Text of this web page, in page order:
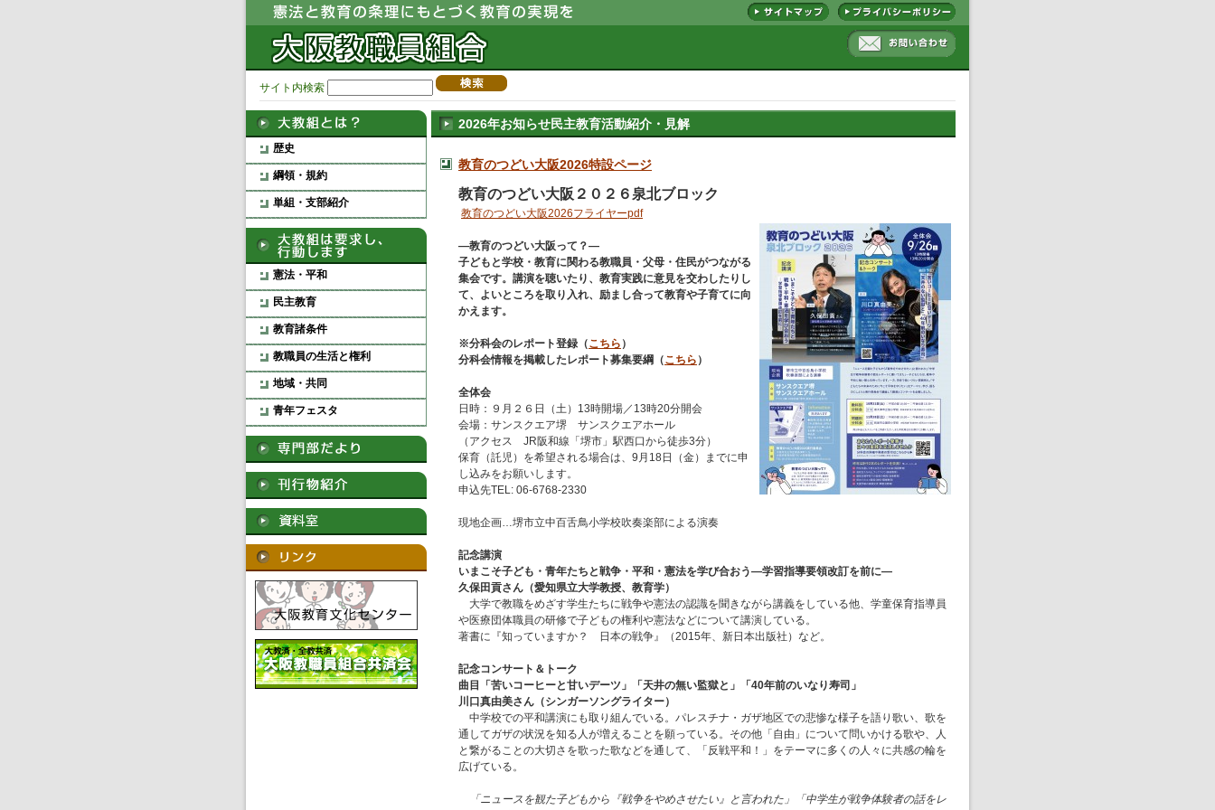
サイト内検索
2026年お知らせ民主教育活動紹介・見解
教育のつどい大阪2026特設ページ
教育のつどい大阪２０２６泉北ブロック
教育のつどい大阪2026フライヤーpdf
―教育のつどい大阪って？―
子どもと学校・教育に関わる教職員・父母・住民がつながる
集会です。講演を聴いたり、教育実践に意見を交わしたりし
て、よいところを取り入れ、励まし合って教育や子育てに向
かえます。
※分科会のレポート登録（こちら ）
分科会情報を掲載したレポート募集要綱（こちら ）
全体会
日時：９月２６日（土）13時開場／13時20分開会
会場：サンスクエア堺 サンスクエアホール
（アクセス JR阪和線「堺市」駅西口から徒歩3分）
保育（託児）を希望される場合は、9月18日（金）までに申
し込みをお願いします。
申込先TEL: 06-6768-2330
現地企画…堺市立中百舌鳥小学校吹奏楽部による演奏
記念講演
いまこそ子ども・青年たちと戦争・平和・憲法を学び合おう―学習指導要領改訂を前に―
久保田貢さん（愛知県立大学教授、教育学）
大学で教職をめざす学生たちに戦争や憲法の認識を聞きながら講義をしている他、学童保育指導員
や医療団体職員の研修で子どもの権利や憲法などについて講演している。
著書に『知っていますか？ 日本の戦争』（2015年、新日本出版社）など。
記念コンサート＆トーク
曲目「苦いコーヒーと甘いデーツ」「天井の無い監獄と」「40年前のいなり寿司」
川口真由美さん（シンガーソングライター）
中学校での平和講演にも取り組んでいる。パレスチナ・ガザ地区での悲惨な様子を語り歌い、歌を
通してガザの状況を知る人が増えることを願っている。その他「自由」について問いかける歌や、人
と繋がることの大切さを歌った歌などを通して、「反戦平和！」をテーマに多くの人々に共感の輪を
広げている。
「ニュースを観た子どもから『戦争をやめさせたい』と言われた」「中学生が戦争体験者の話をレ
歴史
綱領・規約
単組・支部紹介
憲法・平和
民主教育
教育諸条件
教職員の生活と権利
地域・共同
青年フェスタ